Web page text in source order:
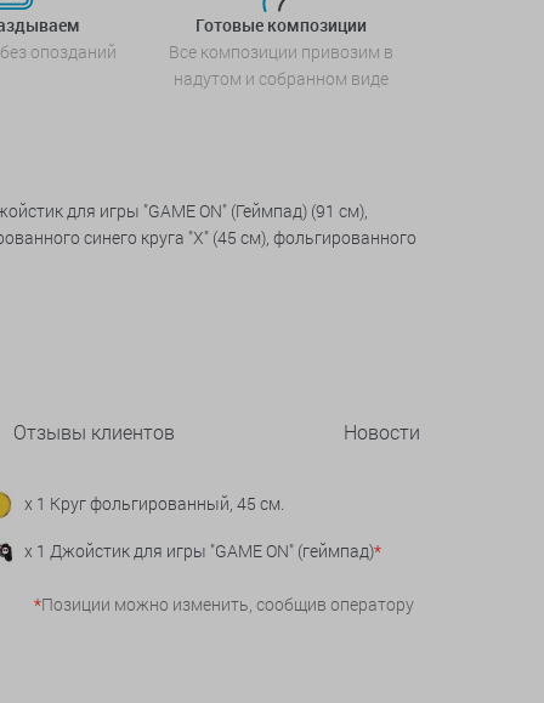
опозданий
Готовые композиции
Все композиции привозим в
надутом и собранном виде
для игры "GAME ON" (Геймпад) (91 см),
синего круга "X" (45 см), фольгированного
Отзывы клиентов Новости
x 1 Круг фольгированный, 45 см.
x 1 Джойстик для игры "GAME ON" (геймпад)*
*Позиции можно изменить, сообщив оператору